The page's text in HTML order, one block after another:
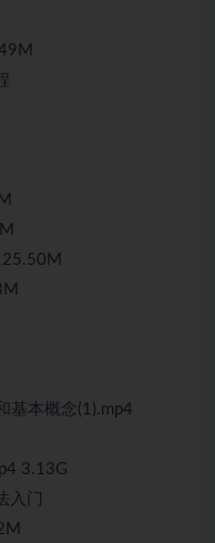
基本概念(1).mp4
3.13G
入门